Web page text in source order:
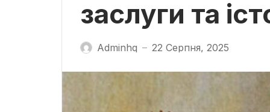
заслуги та
Adminhq — 22 Серпня, 2025